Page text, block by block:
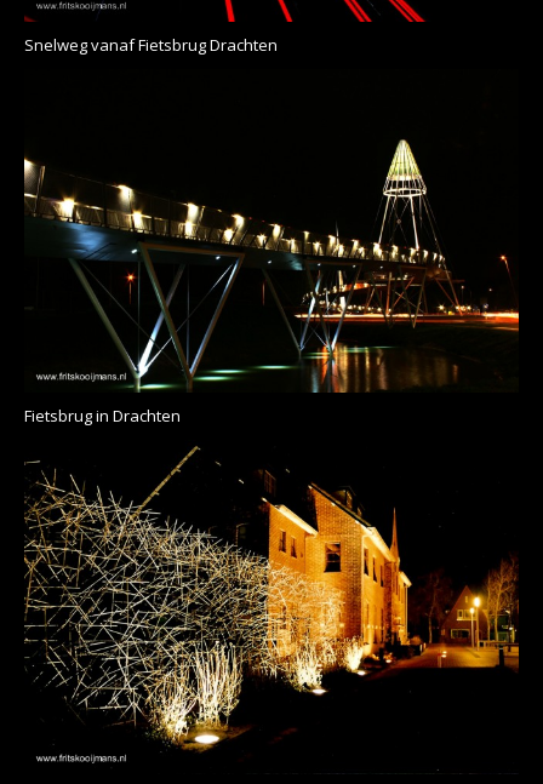
Snelweg vanaf Fietsbrug Drachten
Fietsbrug in Drachten